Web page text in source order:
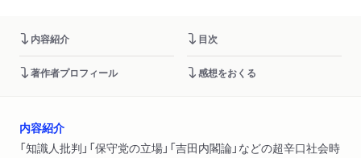
内容紹介 目次
著作者プロフィール 感想をおくる
内容紹介
「知識人批判」「保守党の立場」「吉田内閣論」などの超辛口社会時